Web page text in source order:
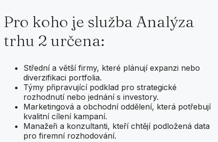
Pro koho je služba Analýza
trhu 2 určena:
Střední a větší firmy, které plánují expanzi nebo
diverzifikaci portfolia.
Týmy připravující podklad pro strategické
rozhodnutí nebo jednání s investory.
Marketingová a obchodní oddělení, která potřebují
kvalitní cílení kampaní.
Manažeři a konzultanti, kteří chtějí podložená data
pro firemní rozhodování.